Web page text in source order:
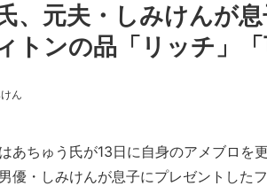
、元夫・しみけんが
トンの品「リッチ」
ん
あちゅう氏が13日に自身のアメブロを更
優・しみけんが息子にプレゼントしたフ